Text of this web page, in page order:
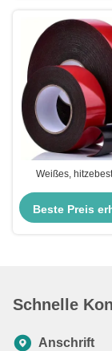
Weißes,
Beste Preis
Schnelle
Anschrift